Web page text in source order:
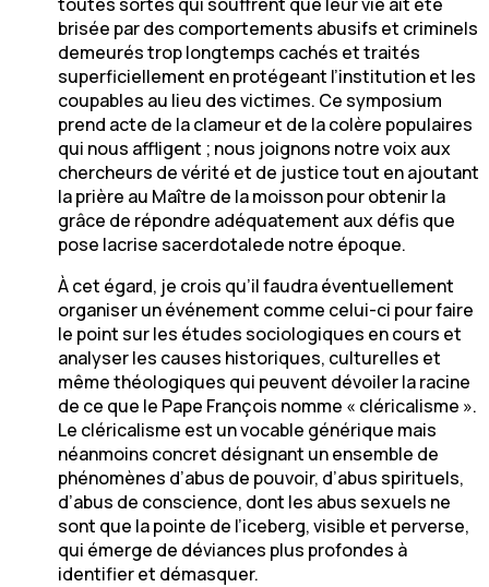
brisée par des comportements abusifs et criminels
demeurés trop longtemps cachés et traités
superficiellement en protégeant l’institution et les
coupables au lieu des victimes. Ce symposium
prend acte de la clameur et de la colère populaires
qui nous affligent ; nous joignons notre voix aux
chercheurs de vérité et de justice tout en ajoutant
la prière au Maître de la moisson pour obtenir la
grâce de répondre adéquatement aux défis que
pose lacrise sacerdotalede notre époque.
À cet égard, je crois qu’il faudra éventuellement
organiser un événement comme celui-ci pour faire
le point sur les études sociologiques en cours et
analyser les causes historiques, culturelles et
même théologiques qui peuvent dévoiler la racine
de ce que le Pape François nomme « cléricalisme ».
Le cléricalisme est un vocable générique mais
néanmoins concret désignant un ensemble de
phénomènes d’abus de pouvoir, d’abus spirituels,
d’abus de conscience, dont les abus sexuels ne
sont que la pointe de l’iceberg, visible et perverse,
qui émerge de déviances plus profondes à
identifier et démasquer.